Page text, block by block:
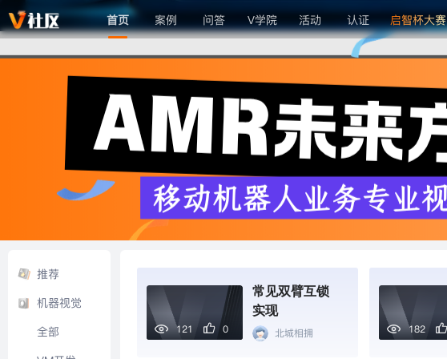
首页 案例 问答 V学院 活动 认证 启智杯大赛
推荐
机器视觉
全部
121 0
常见双臂互锁
实现
北城相拥
182